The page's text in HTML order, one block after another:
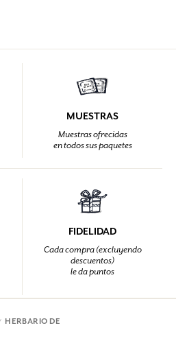
MUESTRAS
Muestras ofrecidas
en todos sus paquetes
FIDELIDAD
Cada compra (excluyendo
descuentos)
le da puntos
HERBARIO DE